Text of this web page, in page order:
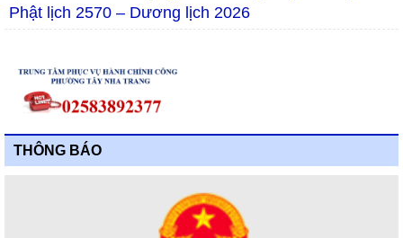
Phật lịch 2570 – Dương lịch 2026
THÔNG BÁO